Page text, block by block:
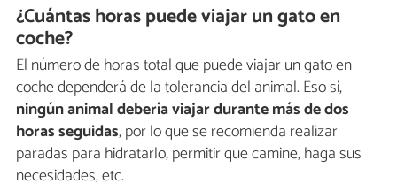
¿Cuántas horas puede viajar un gato en
coche?
El número de horas total que puede viajar un gato en
coche dependerá de la tolerancia del animal. Eso sí,
ningún animal debería viajar durante más de dos
horas seguidas, por lo que se recomienda realizar
paradas para hidratarlo, permitir que camine, haga sus
necesidades, etc.